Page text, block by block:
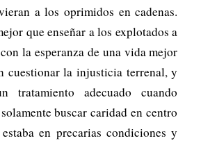
a los oprimidos en cadenas.
que enseñar a los explotados a
la esperanza de una vida mejor
cuestionar la injusticia terrenal, y
tratamiento adecuado cuando
buscar caridad en centro
en precarias condiciones y